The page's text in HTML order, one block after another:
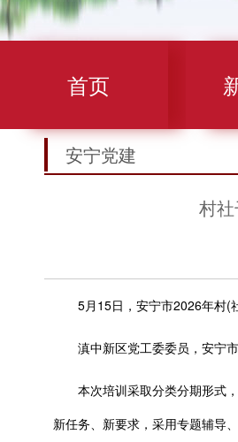
首页
安宁党建
村
5月15日，安宁市2026年村(社
滇中新区党工委委员，安宁市
本次培训采取分类分期形式，
新任务、新要求，采用专题辅导